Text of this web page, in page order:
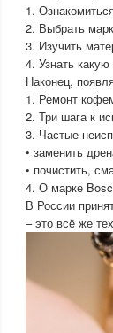
1.
2. Выбрать
3. Изучить
4. Узнать
Наконец,
1. Ремонт
2. Три шага к
3. Частые
• заменить
• почистить,
4. О марке
В России
– это всё же